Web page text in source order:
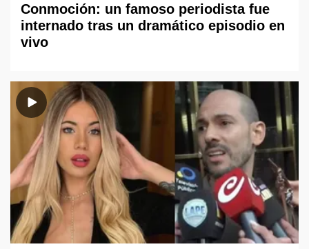
Conmoción: un famoso periodista fue
internado tras un dramático episodio en
vivo